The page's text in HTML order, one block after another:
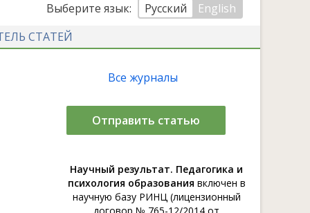
Выберите язык: Русский
English
СТАТЕЙ
Все журналы
Отправить статью
Научный результат. Педагогика и
психология образования включен в
научную базу РИНЦ (лицензионный